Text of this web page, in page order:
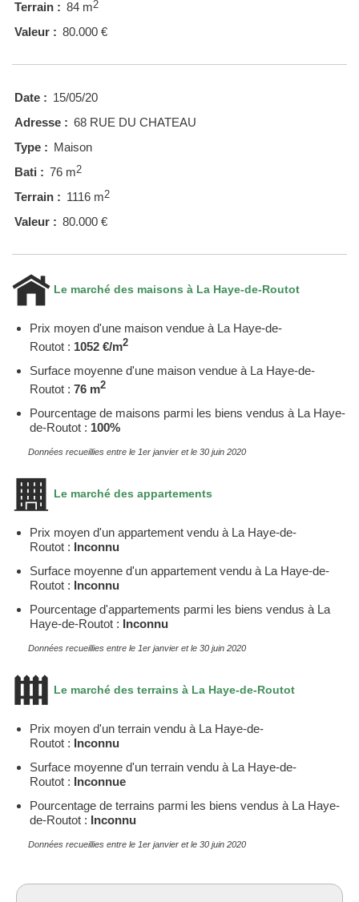
Terrain : 84 m2
Valeur : 80.000 €
Date : 15/05/20
Adresse : 68 RUE DU CHATEAU
Type : Maison
Bati : 76 m2
Terrain : 1116 m2
Valeur : 80.000 €
Le marché des maisons à La Haye-de-Routot
Prix moyen d'une maison vendue à La Haye-de-
Routot : 1052 €/m2
Surface moyenne d'une maison vendue à La Haye-de-
Routot : 76 m2
Pourcentage de maisons parmi les biens vendus à La Haye-
de-Routot : 100%
Données recueillies entre le 1er janvier et le 30 juin 2020
Le marché des appartements
Prix moyen d'un appartement vendu à La Haye-de-
Routot : Inconnu
Surface moyenne d'un appartement vendu à La Haye-de-
Routot : Inconnu
Pourcentage d'appartements parmi les biens vendus à La
Haye-de-Routot : Inconnu
Données recueillies entre le 1er janvier et le 30 juin 2020
Le marché des terrains à La Haye-de-Routot
Prix moyen d'un terrain vendu à La Haye-de-
Routot : Inconnu
Surface moyenne d'un terrain vendu à La Haye-de-
Routot : Inconnue
Pourcentage de terrains parmi les biens vendus à La Haye-
de-Routot : Inconnu
Données recueillies entre le 1er janvier et le 30 juin 2020